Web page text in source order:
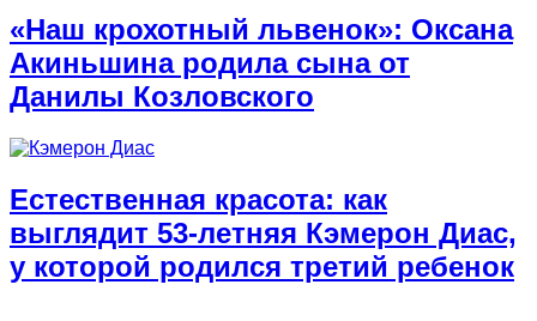
«Наш крохотный львенок»: Оксана
Акиньшина родила сына от
Данилы Козловского
Естественная красота: как
выглядит 53-летняя Кэмерон Диас,
у которой родился третий ребенок